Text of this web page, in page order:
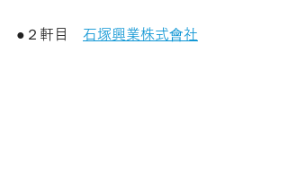
●２軒目 石塚興業株式會社